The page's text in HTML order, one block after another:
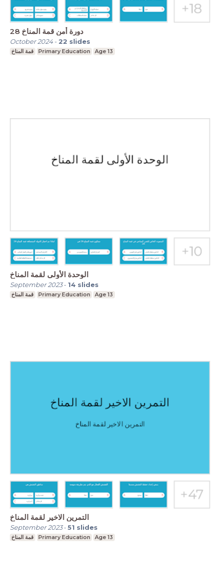
دورة أمن قمة المناخ 28
October 2024- 22 slides
قمة المناخ Primary Education Age 13
الوحدة الأولى لقمة المناخ
September 2023- 14 slides
قمة المناخ Primary Education Age 13
التمرين الاخير لقمة المناخ
September 2023-51 slides
قمة المناخ Primary Education Age 13